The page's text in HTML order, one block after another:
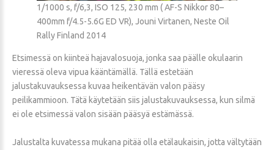
1/1000 s, f/6,3, ISO 125, 230 mm ( AF-S Nikkor 80–
400mm f/4.5-5.6G ED VR), Jouni Virtanen, Neste Oil
Rally Finland 2014
Etsimessä on kiinteä hajavalosuoja, jonka saa päälle okulaarin
vieressä oleva vipua kääntämällä. Tällä estetään
jalustakuvauksessa kuvaa heikentävän valon pääsy
peilikammioon. Tätä käytetään siis jalustakuvauksessa, kun silmä
ei ole etsimessä valon sisään pääsyä estämässä.
Jalustalta kuvatessa mukana pitää olla etälaukaisin, jotta vältytään